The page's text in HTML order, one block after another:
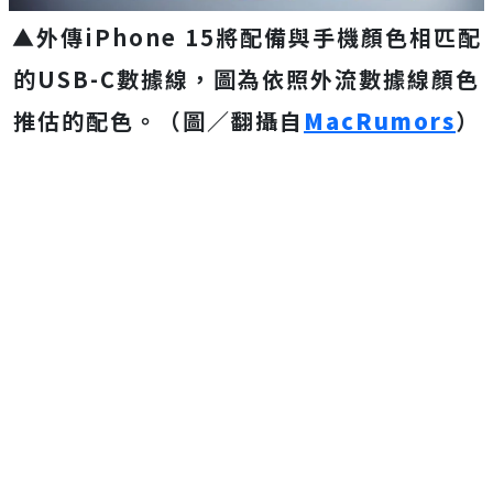
▲外傳iPhone 15將配備與手機顏色相匹配
的USB-C數據線，圖為依照外流數據線顏色
推估的配色。（圖／翻攝自 MacRumors）